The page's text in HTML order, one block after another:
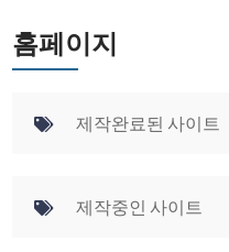
홈페이지
제작완료된 사이트
제작중인 사이트